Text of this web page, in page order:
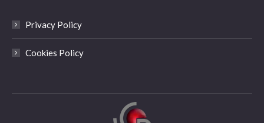
Privacy Policy
Cookies Policy